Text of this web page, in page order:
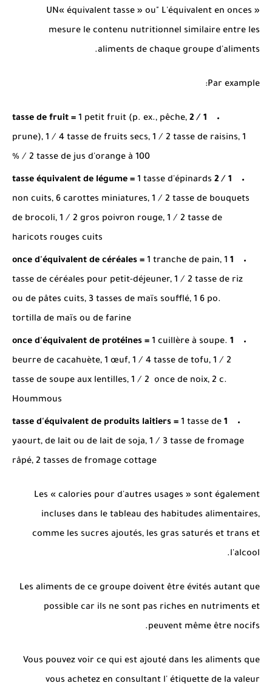
UN​« équivalent tasse » ou" L'équivalent en onces »
mesure le contenu nutritionnel similaire entre les
aliments de chaque groupe d'aliments.
Par example:
1 ⁄ 2 tasse de fruit =
1 petit fruit (p. ex., pêche,
prune), 1 ⁄ 4 tasse de fruits secs, 1 ⁄ 2 tasse de raisins, 1
⁄ 2 tasse de jus d'orange à 100 %
1 ⁄ 2 tasse équivalent de légume =
1 tasse d'épinards
non cuits, 6 carottes miniatures, 1 ⁄ 2 tasse de bouquets
de brocoli, 1 ⁄ 2 gros poivron rouge, 1 ⁄ 2 tasse de
haricots rouges cuits
1 once d'équivalent de céréales =
1 tranche de pain, 1
tasse de céréales pour petit-déjeuner, 1 ⁄ 2 tasse de riz
ou de pâtes cuits, 3 tasses de maïs soufflé, 1 6 po.
tortilla de maïs ou de farine
1 once d'équivalent de protéines =
1 cuillère à soupe.
beurre de cacahuète, 1 œuf, 1 ⁄ 4 tasse de tofu, 1 ⁄ 2
tasse de soupe aux lentilles, 1 ⁄ 2 once de noix, 2 c.
Hoummous
1 tasse d'équivalent de produits laitiers =
1 tasse de
yaourt, de lait ou de lait de soja, 1 ⁄ 3 tasse de fromage
râpé, 2 tasses de fromage cottage
Les « calories pour d'autres usages » sont également
incluses dans le tableau des habitudes alimentaires,
comme les sucres ajoutés, les gras saturés et trans et
l'alcool.
Les aliments de ce groupe doivent être évités autant que
possible car ils ne sont pas riches en nutriments et
peuvent même être nocifs.
Vous pouvez voir ce qui est ajouté dans les aliments que
vous achetez en consultant l' étiquette de la valeur